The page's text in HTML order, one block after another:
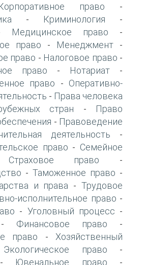
право -
- Криминология -
Медицинское право -
право - Менеджмент -
право - Налоговое право -
право - Нотариат -
право - Оперативно-
- Права человека
стран -
Право
- Правоведение
деятельность -
право - Семейное
Страховое право -
- Таможенное право -
и права -Трудовое
исполнительное право -
- Уголовный процесс -
Финансовое право -
право - Хозяйственный
Экологическое право -
Ювенальное право -